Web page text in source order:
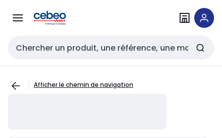
navigationau
Entrée de recherche
Afficher le chemin de navigation